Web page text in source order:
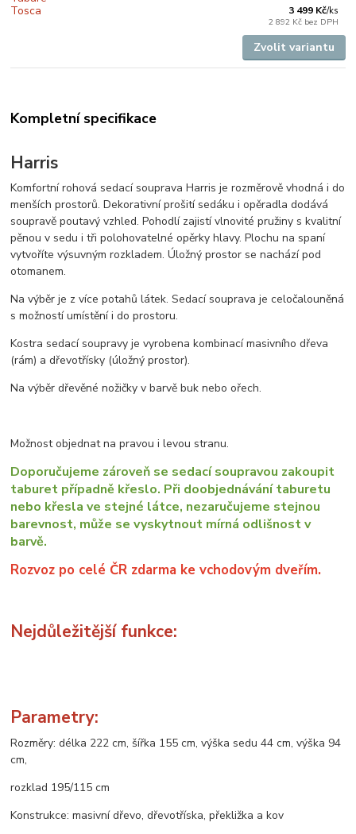
3 499 Kč/ks
2 892 Kč bez DPH
Zvolit variantu
Kompletní specifikace
Harris
Komfortní rohová sedací souprava Harris je rozměrově vhodná i do
menších prostorů. Dekorativní prošití sedáku i opěradla dodává
soupravě poutavý vzhled. Pohodlí zajistí vlnovité pružiny s kvalitní
pěnou v sedu i tři polohovatelné opěrky hlavy. Plochu na spaní
vytvoříte výsuvným rozkladem. Úložný prostor se nachází pod
otomanem.
Na výběr je z více potahů látek. Sedací souprava je celočalouněná
s možností umístění i do prostoru.
Kostra sedací soupravy je vyrobena kombinací masivního dřeva
(rám) a dřevotřísky (úložný prostor).
Na výběr dřevěné nožičky v barvě buk nebo ořech.
Možnost objednat na pravou i levou stranu.
Doporučujeme zároveň se sedací soupravou zakoupit
taburet případně křeslo. Při doobjednávání taburetu
nebo křesla ve stejné látce, nezaručujeme stejnou
barevnost, může se vyskytnout mírná odlišnost v
barvě.
Rozvoz po celé ČR zdarma ke vchodovým dveřím.
Nejdůležitější funkce:
Parametry:
Rozměry: délka 222 cm, šířka 155 cm, výška sedu 44 cm, výška 94
cm,
rozklad 195/115 cm
Konstrukce: masivní dřevo, dřevotříska, překližka a kov